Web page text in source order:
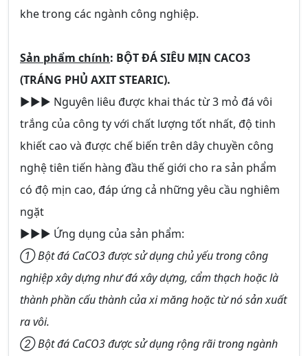
khe trong các ngành công nghiệp.
Sản phẩm chính: BỘT ĐÁ SIÊU MỊN CACO3
(TRÁNG PHỦ AXIT STEARIC).
►►► Nguyên liêu được khai thác từ 3 mỏ đá vôi
trắng của công ty với chất lượng tốt nhất, độ tinh
khiết cao và được chế biến trên dây chuyền công
nghệ tiên tiến hàng đầu thế giới cho ra sản phẩm
có độ mịn cao, đáp ứng cả những yêu cầu nghiêm
ngặt
►►► Ứng dụng của sản phẩm:
➀ Bột đá CaCO3 được sử dụng chủ yếu trong công
nghiệp xây dựng như đá xây dựng, cẩm thạch hoặc là
thành phần cấu thành của xi măng hoặc từ nó sản xuất
ra vôi.
➁ Bột đá CaCO3 được sử dụng rộng rãi trong ngành